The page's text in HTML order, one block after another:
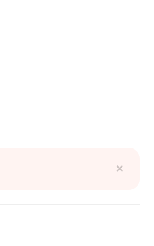
×